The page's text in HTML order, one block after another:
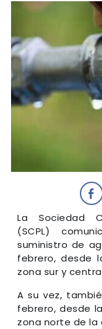
La Sociedad
(SCPL)
suministro de
febrero, desde
zona sur y
A su vez,
febrero, desde
zona norte de la